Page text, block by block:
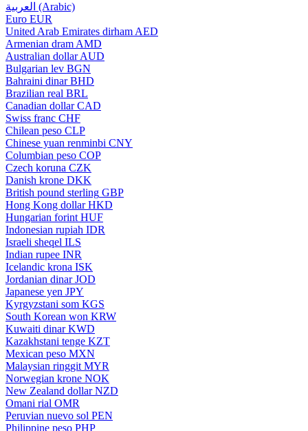
العربية (Arabic)
Euro EUR
United Arab Emirates dirham AED
Armenian dram AMD
Australian dollar AUD
Bulgarian lev BGN
Bahraini dinar BHD
Brazilian real BRL
Canadian dollar CAD
Swiss franc CHF
Chilean peso CLP
Chinese yuan renminbi CNY
Columbian peso COP
Czech koruna CZK
Danish krone DKK
British pound sterling GBP
Hong Kong dollar HKD
Hungarian forint HUF
Indonesian rupiah IDR
Israeli sheqel ILS
Indian rupee INR
Icelandic krona ISK
Jordanian dinar JOD
Japanese yen JPY
Kyrgyzstani som KGS
South Korean won KRW
Kuwaiti dinar KWD
Kazakhstani tenge KZT
Mexican peso MXN
Malaysian ringgit MYR
Norwegian krone NOK
New Zealand dollar NZD
Omani rial OMR
Peruvian nuevo sol PEN
Philippine peso PHP